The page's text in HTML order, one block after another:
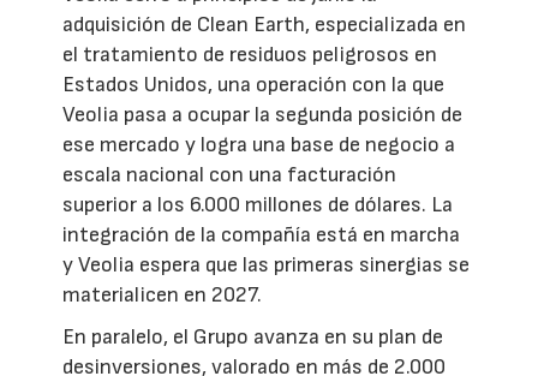
adquisición de Clean Earth, especializada en
el tratamiento de residuos peligrosos en
Estados Unidos, una operación con la que
Veolia pasa a ocupar la segunda posición de
ese mercado y logra una base de negocio a
escala nacional con una facturación
superior a los 6.000 millones de dólares. La
integración de la compañía está en marcha
y Veolia espera que las primeras sinergias se
materialicen en 2027.
En paralelo, el Grupo avanza en su plan de
desinversiones, valorado en más de 2.000